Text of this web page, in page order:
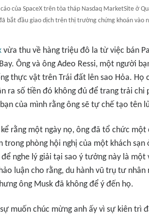
của SpaceX trên tòa tháp Nasdaq MarketSite ở
bắt đầu giao dịch trên thị trường chứng khoán vào
vừa thu về hàng triệu đô la từ việc bán
Ông và ông Adeo Ressi, một người
thực vật trên Trái đất lên sao Hỏa. Họ
ra số tiền đó không đủ để trang trải
của mình rằng ông sẽ tự chế tạo tên
kể rằng một ngày nọ, ông đã tổ chức
trong phòng hội nghị của một khách
nghe lý giải tại sao ý tưởng này là
luận cho rằng, du hành vũ trụ tư
ông Musk đã không để ý đến họ.
muốn chúc mừng anh ấy vì sự kiên trì